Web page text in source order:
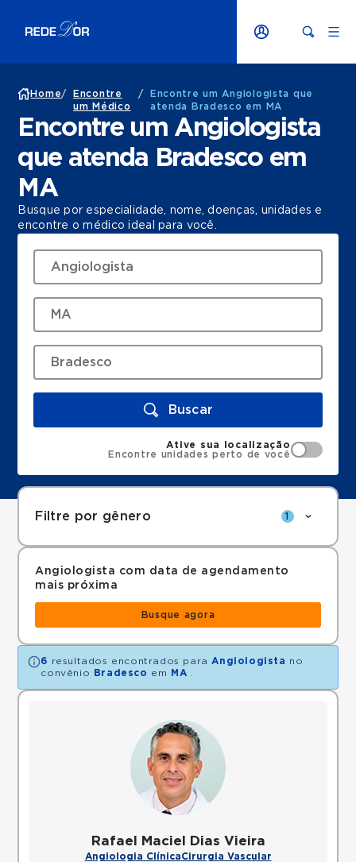
Home/
Encontre
um Médico
/
Encontre um Angiologista que
atenda Bradesco em MA
Encontre um Angiologista
que atenda Bradesco em
MA
Busque por especialidade, nome, doenças, unidades e
encontre o médico ideal para você.
Buscar
Ative sua localização
Encontre unidades perto de você
Filtre por gênero 1
Angiologista com data de agendamento
mais próxima
Busque agora
6 resultados encontrados para Angiologista no
convênio
Bradesco em MA
Rafael Maciel Dias Vieira
Angiologia ClínicaCirurgia Vascular